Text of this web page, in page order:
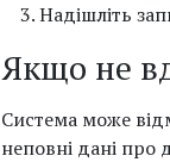
Надішліть
Якщо не
Система може
неповні дані про